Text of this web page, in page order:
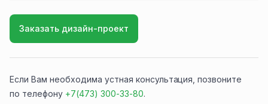
Заказать дизайн-проект
Если Вам необходима устная консультация, позвоните
по телефону +7(473) 300-33-80.